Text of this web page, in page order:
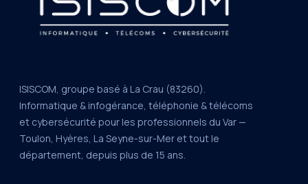
ISISCOM, groupe basé à La Crau (83260).
Informatique & infogérance, téléphonie & télécoms
et cybersécurité pour les professionnels du Var —
Toulon, Hyères, La Seyne-sur-Mer et tout le
département, depuis plus de 15 ans.